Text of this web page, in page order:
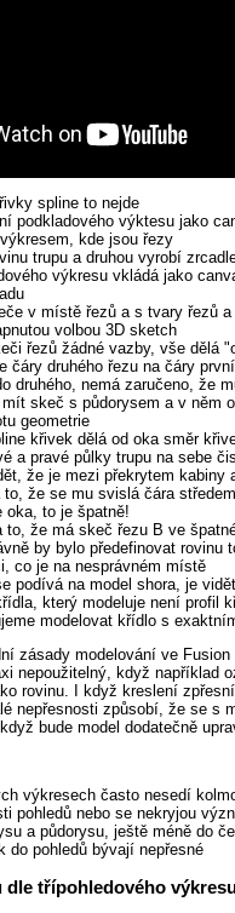
spline to nejde
podkladového výktesu jako
kde jsou řezy
trupu a druhou vyrobí
výkresu vkládá jako
v místě řezů a s tvary řezů
volbou 3D sketch
řezů žádné vazby, vše dělá
čáry druhého řezu na čáry
druhého, nemá zaručeno, že
skeč s půdorysem a v něm
geometrie
křivek dělá od oka směr
a pravé půlky trupu na sebe
že je mezi překrytem kabiny
že se mu svislá čára
oka, to je špatně!
to, že má skeč řezu B ve
by bylo předefinovat
co je na nesprávném místě
podívá na model shora, je
který modeluje není profil
modelovat křídlo s
zásady modelování ve
nepoužitelný, když například
rovinu. I když kreslení
nepřesnosti způsobí, že se s
bude model dodatečně
výkresech často nesedí
pohledů nebo se nekryjou
a půdorysu, ještě méně do
do pohledů bývají nepřesné
dle třípohledového